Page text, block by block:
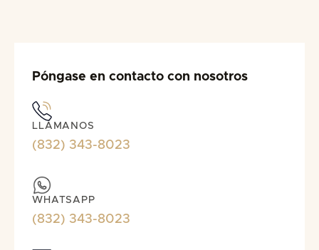
Póngase en contacto con nosotros
LLÁMANOS
(832) 343-8023
WHATSAPP
(832) 343-8023